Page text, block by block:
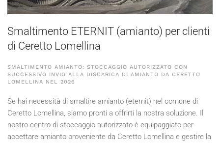
Smaltimento ETERNIT (amianto) per clienti
di Ceretto Lomellina
SMALTIMENTO AMIANTO: STOCCAGGIO AUTORIZZATO CON
SUCCESSIVO INVIO ALLA DISCARICA DI AMIANTO DA CERETTO
LOMELLINA NEL 2026
Se hai necessità di smaltire amianto (eternit) nel comune di
Ceretto Lomellina, siamo pronti a offrirti la nostra soluzione. Il
nostro centro di stoccaggio autorizzato è equipaggiato per
accettare amianto proveniente da Ceretto Lomellina e gestire la